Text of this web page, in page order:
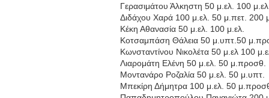
Γερασιμάτου Άλκηστη 50 μ.ελ. 100
Διδάχου Χαρά 100 μ.ελ. 50 μ.πετ. 200
Κέκη Αθανασία 50 μ.ελ. 100 μ.ελ.
Κοτσαμπάση Θάλεια 50 μ.υπτ.50
Κωνσταντίνου Νικολέτα 50 μ.ελ 100
Λιαρομάτη Ελένη 50 μ.ελ. 50
Μοντανάρο Ροζαλία 50 μ.ελ. 50 μ.υπτ.
Μπεκίρη Δήμητρα 100 μ.ελ. 50